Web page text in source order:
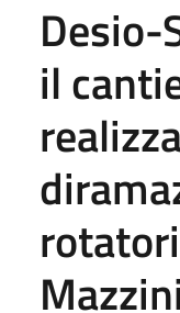
Desio-
il
Mazzini